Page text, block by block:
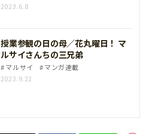
2023.6.8
授業参観の日の母／花丸曜日！ マ
ルサイさんちの三兄弟
マルサイ
マンガ連載
2023.9.22